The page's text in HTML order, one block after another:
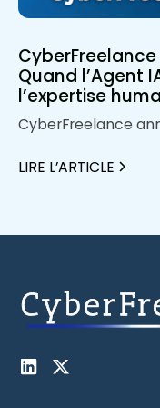
Quand l’Agent
l’expertise
CyberFreelance
LIRE L’ARTICLE